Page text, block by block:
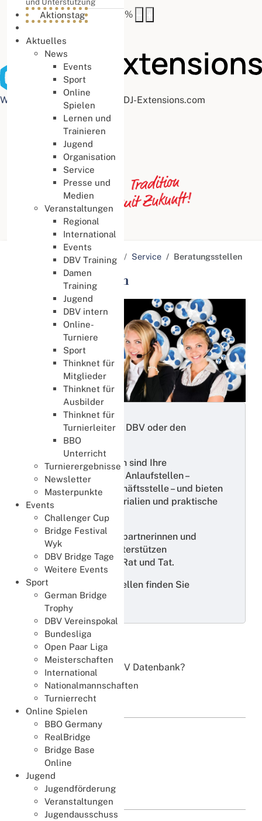
Buchstabenabstand
%
Web Accessibility plugin by DJ-Extensions.com
Aktionstag
Aktuelles
News
Events
Sport
Online
Spielen
Lernen und
Trainieren
Jugend
Organisation
Service
Presse und
Medien
Veranstaltungen
Regional
International
Events
DBV Training
Damen
Training
Jugend
DBV intern
Online-
Turniere
Sport
Thinknet für
Mitglieder
Thinknet für
Ausbilder
Thinknet für
Turnierleiter
BBO
Unterricht
Turnierergebnisse
Newsletter
Masterpunkte
Events
Challenger Cup
Bridge Festival
Wyk
DBV Bridge Tage
Weitere Events
Sport
German Bridge
Trophy
DBV Vereinspokal
Bundesliga
Open Paar Liga
Meisterschaften
International
Nationalmannschaften
Turnierrecht
Online Spielen
BBO Germany
RealBridge
Bridge Base
Online
Jugend
Jugendförderung
Veranstaltungen
Jugendausschuss
Aktuelle Seite: Startseite Service Beratungsstellen
Beratungsstellen
Fragen rund um den DBV oder den
Bridge‑Alltag?
Die Beratungsstellen sind Ihre
themenspezifischen Anlaufstellen –
ergänzend zur Geschäftsstelle – und bieten
Informationen, Materialien und praktische
Hilfestellung.
Erfahrene Ansprechpartnerinnen und
Ansprechpartner unterstützen
DBV‑Mitglieder mit Rat und Tat.
Unsere Beratungsstellen finden Sie
nachfolgend.
DBV Datenbank
Sie haben Fragen zur DBV Datenbank?
Weiterlesen
Bridge an Schulen
Früh übt sich, wer ...
Weiterlesen